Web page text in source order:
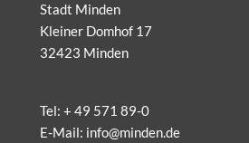
Stadt Minden
Kleiner Domhof 17
32423 Minden
Tel: + 49 571 89-0
E-Mail: info@minden.de